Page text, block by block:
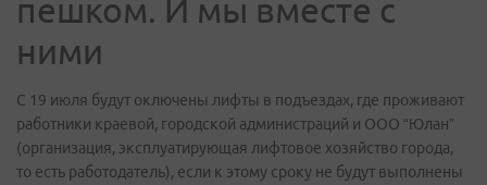
пешком. И мы вместе с
ними
С 19 июля будут оключены лифты в подъездах, где проживают
работники краевой, городской администраций и ООО “Юлан”
(организация, эксплуатирующая лифтовое хозяйство города,
то есть работодатель), если к этому сроку не будут выполнены